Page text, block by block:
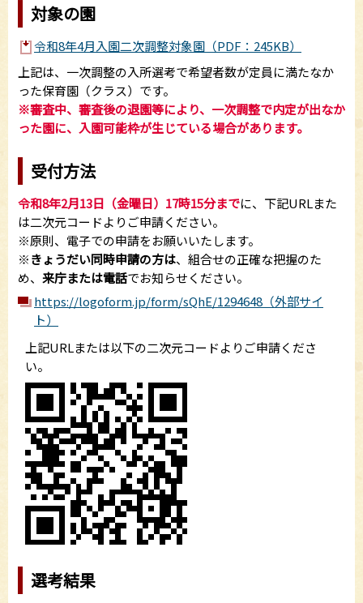
対象の園
令和8年4月入園二次調整対象園（PDF：245KB）
上記は、一次調整の入所選考で希望者数が定員に満たなか
った保育園（クラス）です。
※審査中、審査後の退園等により、一次調整で内定が出なか
った園に、入園可能枠が生じている場合があります。
受付方法
令和8年2月13日（金曜日）17時15分までに、下記URLまた
は二次元コードよりご申請ください。
※原則、電子での申請をお願いいたします。
※きょうだい同時申請の方は、組合せの正確な把握のた
め、 来庁または電話でお知らせください。
https://logoform.jp/form/sQhE/1294648（外部サイ
ト）
上記URLまたは以下の二次元コードよりご申請くださ
い。
選考結果